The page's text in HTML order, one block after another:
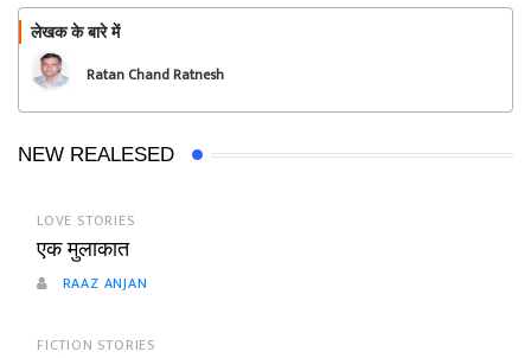
लेखक के बारे में
Ratan Chand Ratnesh
NEW REALESED
LOVE STORIES
एक मुलाकात
RAAZ ANJAN
FICTION STORIES